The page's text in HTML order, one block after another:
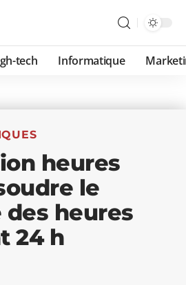
tech Informatique
heures
le
heures
24 h